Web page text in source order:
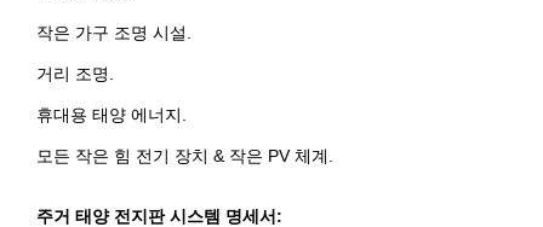
작은 가구 조명 시설.
거리 조명.
휴대용 태양 에너지.
모든 작은 힘 전기 장치 & 작은 PV 체계.
주거 태양 전지판시스템 명세서: